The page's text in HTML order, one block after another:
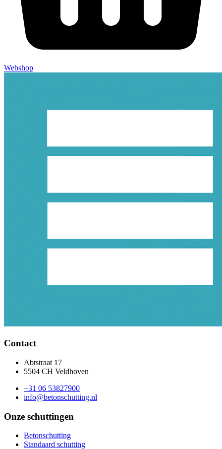
Webshop
Contact
Abtstraat 17
5504 CH Veldhoven
+31 06 53827900
info@betonschutting.nl
Onze schuttingen
Betonschutting
Standaard schutting